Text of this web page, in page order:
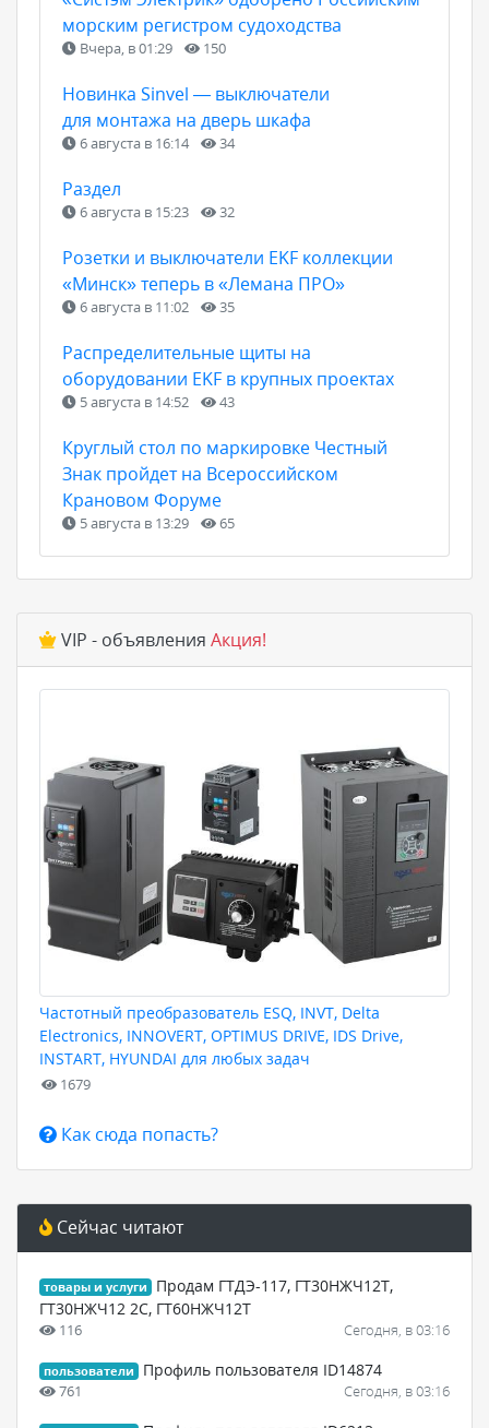
морским регистром судоходства
Вчера, в 01:29 150
Новинка Sinvel — выключатели
для монтажа на дверь шкафа
6 августа в 16:14 34
Раздел
6 августа в 15:23 32
Розетки и выключатели EKF коллекции
«Минск» теперь в «Лемана ПРО»
6 августа в 11:02 35
Распределительные щиты на
оборудовании EKF в крупных проектах
5 августа в 14:52 43
Круглый стол по маркировке Честный
Знак пройдет на Всероссийском
Крановом Форуме
5 августа в 13:29 65
VIP - объявления Акция!
Частотный преобразователь ESQ, INVT, Delta
Electronics, INNOVERT, OPTIMUS DRIVE, IDS Drive,
INSTART, HYUNDAI для любых задач
1679
Как сюда попасть?
Сейчас читают
товары и услуги
Продам ГТДЭ-117, ГТ30НЖЧ12Т,
ГТ30НЖЧ12 2С, ГТ60НЖЧ12Т
116 Сегодня, в 03:16
пользователи Профиль пользователя ID14874
761 Сегодня, в 03:16